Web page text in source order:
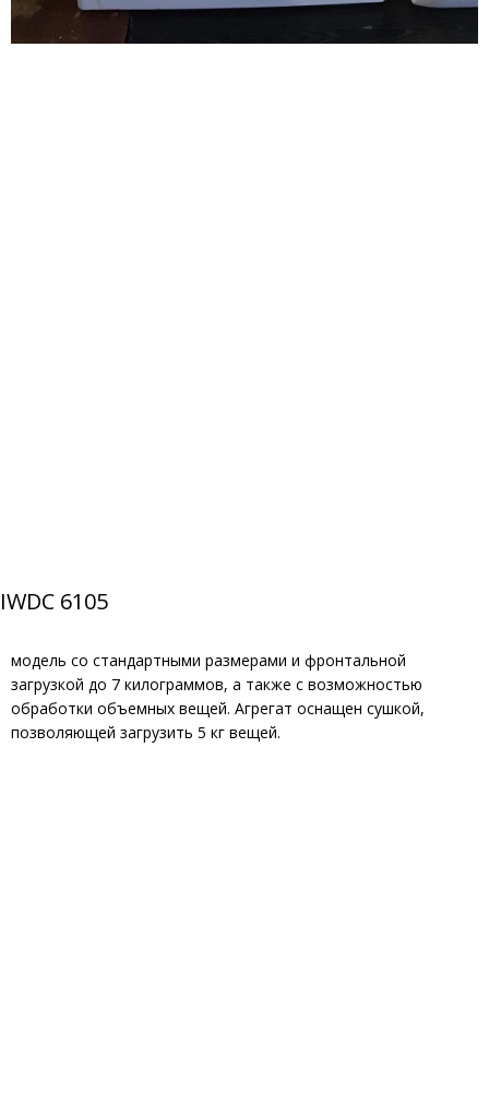
IWDC 6105
модель со стандартными размерами и фронтальной
загрузкой до 7 килограммов, а также с возможностью
обработки объемных вещей. Агрегат оснащен сушкой,
позволяющей загрузить 5 кг вещей.